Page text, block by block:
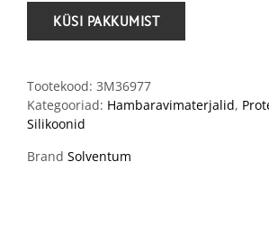
Tootekood: 3M36977
Kategooriad: Hambaravimaterjalid,
Silikoonid
Brand Solventum